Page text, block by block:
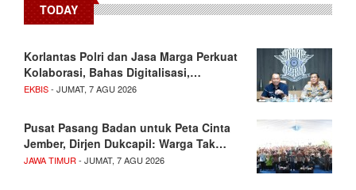
TODAY
Korlantas Polri dan Jasa Marga Perkuat
Kolaborasi, Bahas Digitalisasi,…
EKBIS- JUMAT, 7 AGU 2026
Pusat Pasang Badan untuk Peta Cinta
Jember, Dirjen Dukcapil: Warga Tak…
JAWA TIMUR- JUMAT, 7 AGU 2026